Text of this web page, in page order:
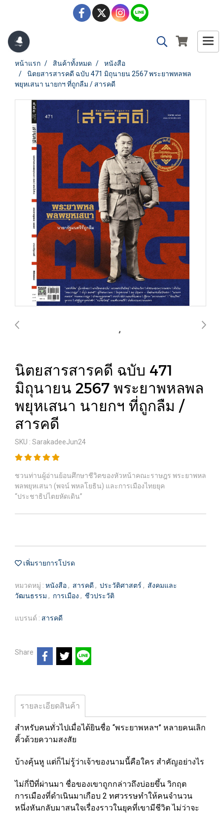
หน้าแรก สินค้าทั้งหมด
หนังสือ
นิตยสารสารคดี ฉบับ 471 มิถุนายน 2567 พระยาพหลพล
พยุหเสนา นายกฯ ที่ถูกลืม / สารคดี
นิตยสารสารคดี ฉบับ 471
มิถุนายน 2567 พระยาพหลพล
พยุหเสนา นายกฯ ที่ถูกลืม /
สารคดี
SKU : SarakadeeJun24
ชวนท่านผู้อ่านย้อนศึกษาชีวิตของหัวหน้าคณะราษฎร พระยาพหล
พลพยุหเสนา (พจน์ พหลโยธิน) และการเมืองไทยยุค
“ประชาธิปไตยหัดเดิน”
เพิ่มรายการโปรด
หมวดหมู่ : หนังสือ , สารคดี , ประวัติศาสตร์ , สังคมและ
วัฒนธรรม , การเมือง , ชีวประวัติ
แบรนด์ : สารคดี
Share
รายละเอียดสินค้า
สำหรับคนทั่วไปเมื่อได้ยินชื่อ “พระยาพหลฯ” หลายคนเลิก
คิ้วด้วยความสงสัย
บ้างคุ้นหู แต่ก็ไม่รู้ว่าเจ้าของนามนี้คือใคร สำคัญอย่างไร
ไม่กี่ปีที่ผ่านมา ชื่อของเขาถูกกล่าวถึงบ่อยขึ้น วิกฤต
การเมืองที่ดำเนินมาเกือบ 2 ทศวรรษทำให้คนจำนวน
หนึ่งหันกลับมาสนใจเรื่องราวในยุคที่เขามีชีวิต ไม่ว่าจะ